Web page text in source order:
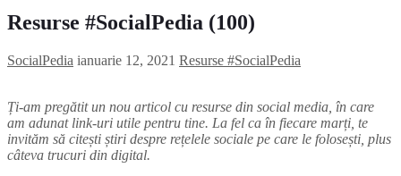
Resurse #SocialPedia (100)
SocialPedia ianuarie 12, 2021 Resurse #SocialPedia
Ți-am pregătit un nou articol cu resurse din social media, în care
am adunat link-uri utile pentru tine. La fel ca în fiecare marți, te
invităm să citești știri despre rețelele sociale pe care le folosești, plus
câteva trucuri din digital.